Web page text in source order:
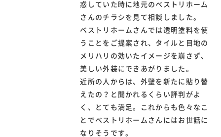
惑していた時に地元のベストリホーム
さんのチラシを見て相談しました。
ベストリホームさんでは透明塗料を使
うことをご提案され、タイルと目地の
メリハリの効いたイメージを崩さず、
美しい外装にできあがりました。
近所の人からは、外壁を新たに貼り替
えたの？と聞かれるくらい評判がよ
く、とても満足。これからも色々なこ
とでベストリホームさんにはお世話に
なりそうです。